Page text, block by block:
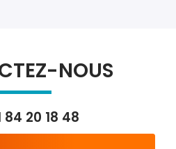
NOUS
84 20 18 48